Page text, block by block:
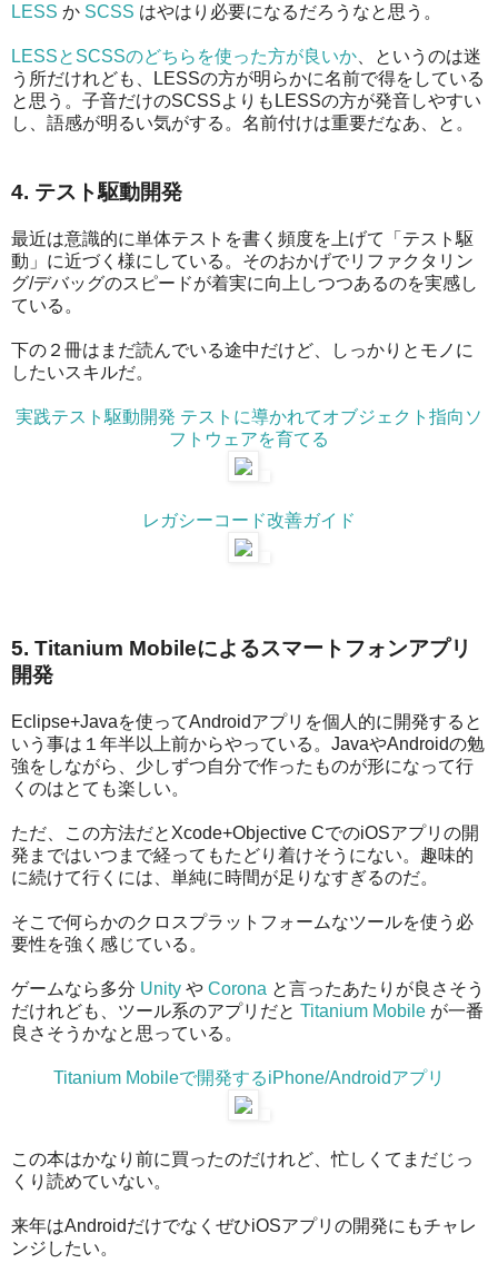
LESS か SCSS はやはり必要になるだろうなと思う。
LESSとSCSSのどちらを使った方が良いか 、というのは迷
う所だけれども、LESSの方が明らかに名前で得をしている
と思う。子音だけのSCSSよりもLESSの方が発音しやすい
し、語感が明るい気がする。名前付けは重要だなあ、と。
4. テスト駆動開発
最近は意識的に単体テストを書く頻度を上げて「テスト駆
動」に近づく様にしている。そのおかげでリファクタリン
グ/デバッグのスピードが着実に向上しつつあるのを実感し
ている。
下の２冊はまだ読んでいる途中だけど、しっかりとモノに
したいスキルだ。
実践テスト駆動開発 テストに導かれてオブジェクト指向ソ
フトウェアを育てる
レガシーコード改善ガイド
5. Titanium Mobileによるスマートフォンアプリ
開発
Eclipse+Javaを使ってAndroidアプリを個人的に開発すると
いう事は１年半以上前からやっている。JavaやAndroidの勉
強をしながら、少しずつ自分で作ったものが形になって行
くのはとても楽しい。
ただ、この方法だとXcode+Objective CでのiOSアプリの開
発まではいつまで経ってもたどり着けそうにない。趣味的
に続けて行くには、単純に時間が足りなすぎるのだ。
そこで何らかのクロスプラットフォームなツールを使う必
要性を強く感じている。
ゲームなら多分 Unity や Corona と言ったあたりが良さそう
だけれども、ツール系のアプリだと Titanium Mobile が一番
良さそうかなと思っている。
Titanium Mobileで開発するiPhone/Androidアプリ
この本はかなり前に買ったのだけれど、忙しくてまだじっ
くり読めていない。
来年はAndroidだけでなくぜひiOSアプリの開発にもチャレ
ンジしたい。